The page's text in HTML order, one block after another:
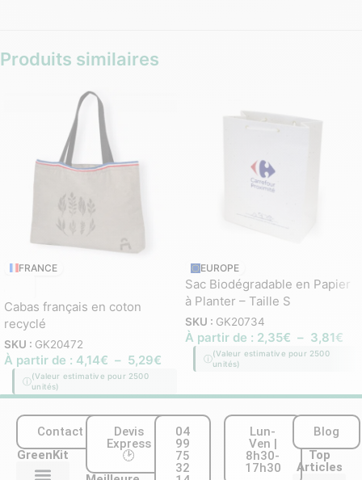
Produits similaires
FRANCE
Cabas français en coton
recyclé
SKU : GK20472
À partir de : 4,14€ – 5,29€
(Valeur estimative pour 2500
unités)
EUROPE
Sac Biodégradable en Papier
à Planter – Taille S
SKU : GK20734
À partir de : 2,35€ – 3,81€
(Valeur estimative pour 2500
unités)
Contact
GreenKit
Devis
Express
🕑
04
99
75
32
Lun-
Ven |
8h30-
17h30
Blog
Top
Articles